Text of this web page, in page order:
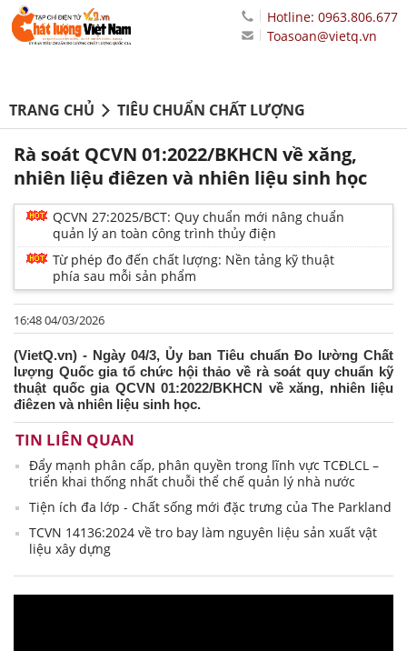
Hotline: 0963.806.677
Toasoan@vietq.vn
TRANG CHỦ TIÊU CHUẨN CHẤT LƯỢNG
Rà soát QCVN 01:2022/BKHCN về xăng,
nhiên liệu điêzen và nhiên liệu sinh học
QCVN 27:2025/BCT: Quy chuẩn mới nâng chuẩn
quản lý an toàn công trình thủy điện
Từ phép đo đến chất lượng: Nền tảng kỹ thuật
phía sau mỗi sản phẩm
16:48 04/03/2026
(VietQ.vn) - Ngày 04/3, Ủy ban Tiêu chuẩn Đo lường Chất
lượng Quốc gia tổ chức hội thảo về rà soát quy chuẩn kỹ
thuật quốc gia QCVN 01:2022/BKHCN về xăng, nhiên liệu
điêzen và nhiên liệu sinh học.
TIN LIÊN QUAN
Đẩy mạnh phân cấp, phân quyền trong lĩnh vực TCĐLCL –
triển khai thống nhất chuỗi thể chế quản lý nhà nước
Tiện ích đa lớp - Chất sống mới đặc trưng của The Parkland
TCVN 14136:2024 về tro bay làm nguyên liệu sản xuất vật
liệu xây dựng